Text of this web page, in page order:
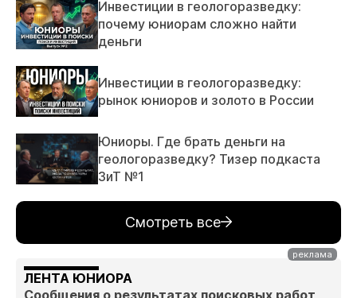
Инвестиции в геологоразведку:
почему юниорам сложно найти
деньги
Инвестиции в геологоразведку:
рынок юниоров и золото в России
Юниоры. Где брать деньги на
геологоразведку? Тизер подкаста
ЗиТ №1
Смотреть все
ЛЕНТА ЮНИОРА
Сообщения о результатах поисковых работ